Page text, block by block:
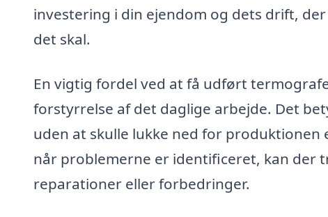
investering i din ejendom og dets drift,
det skal.
En vigtig fordel ved at få udført
forstyrrelse af det daglige arbejde. Det
uden at skulle lukke ned for
når problemerne er identificeret, kan
reparationer eller forbedringer.